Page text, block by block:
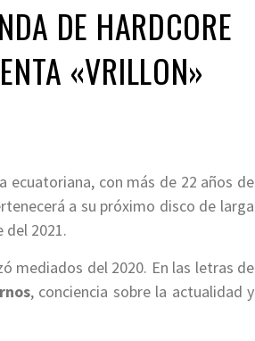
DE HARDCORE
«VRILLON»
ecuatoriana, con más de 22 años de
a su próximo disco de larga
del 2021.
mediados del 2020. En las letras de
, conciencia sobre la actualidad y